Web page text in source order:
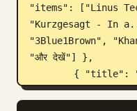
"items": ["Linus
"Kurzgesagt - In
"3Blue1Brown",
"और देखें"] },
"items": ["ट्रेंडिंग",